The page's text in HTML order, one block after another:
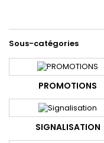
Sous-catégories
PROMOTIONS
SIGNALISATION